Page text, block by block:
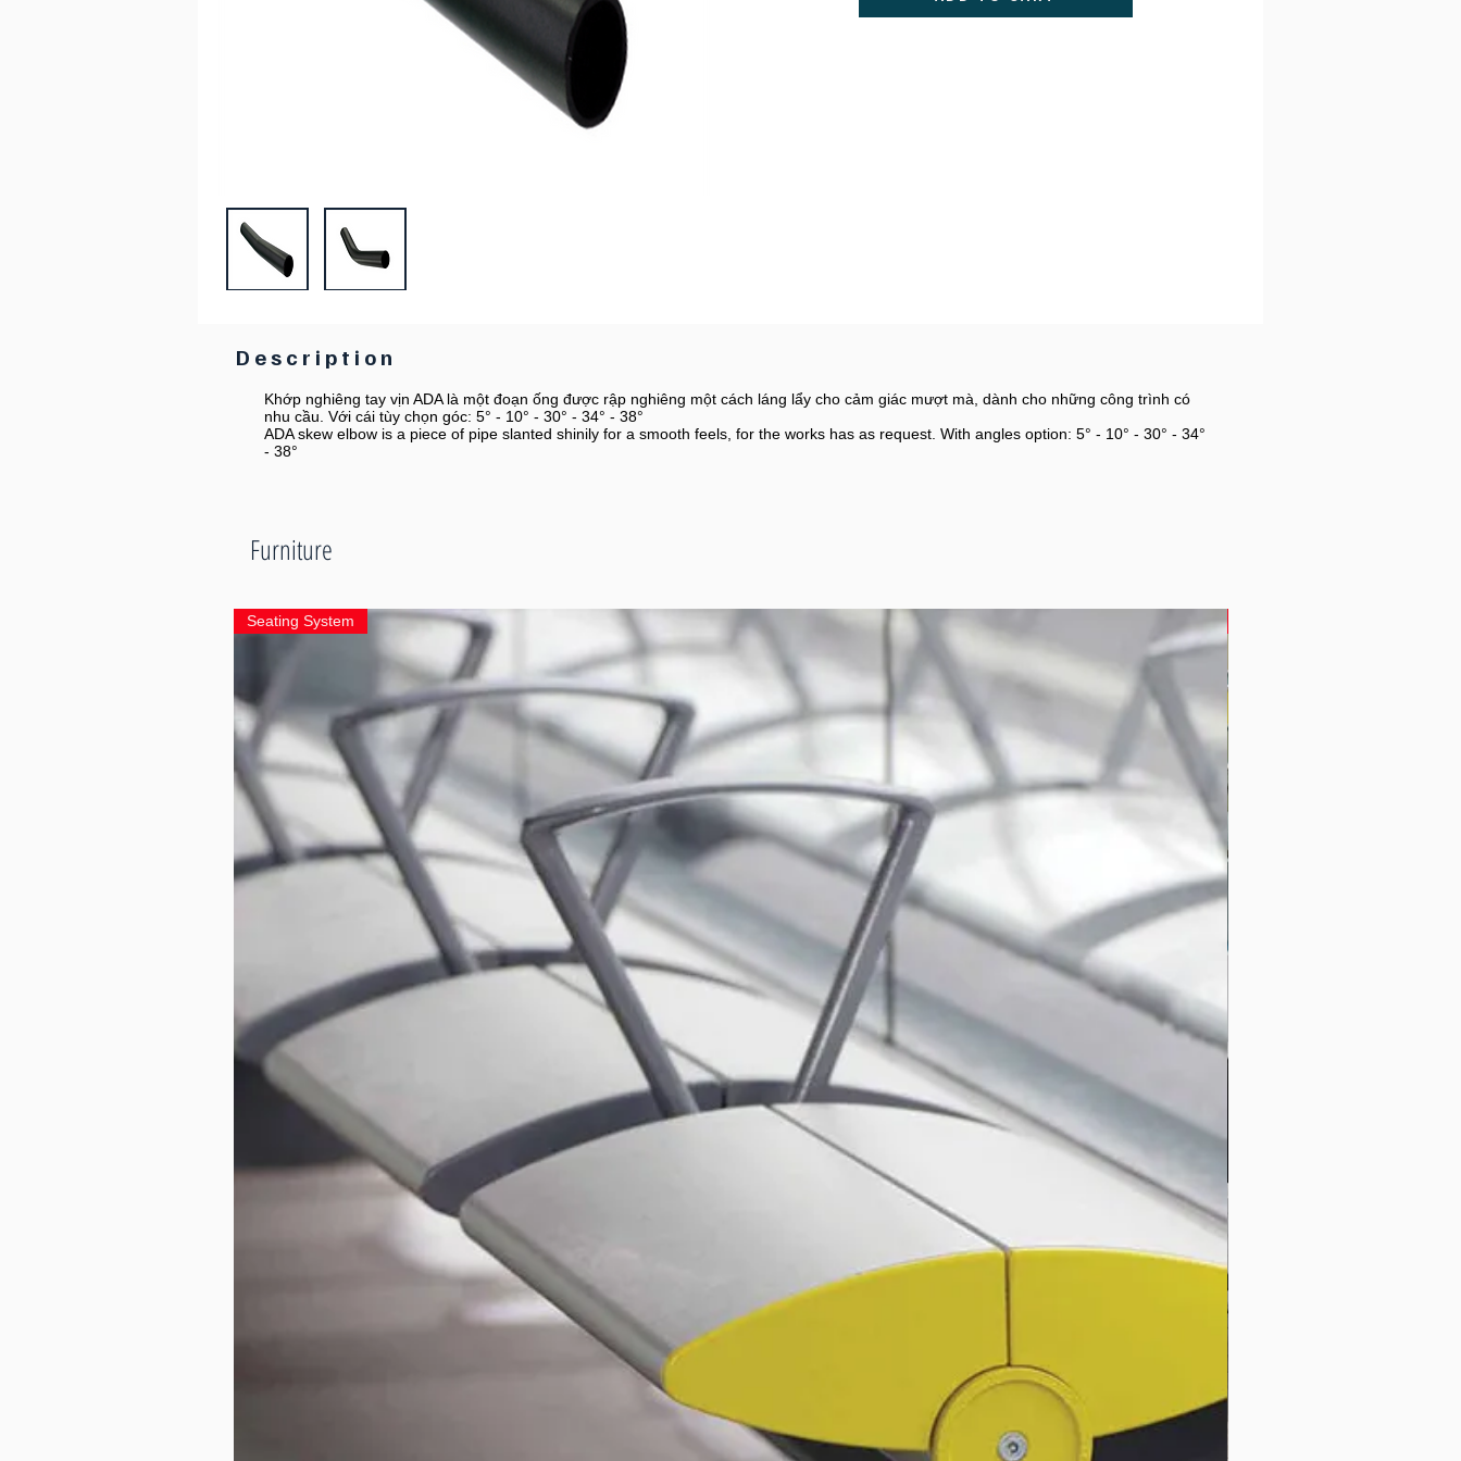
Description
Khớp nghiêng tay vịn ADA là một đoạn ống được rập nghiêng một cách láng lẩy cho cảm giác mượt mà, dành cho những công trình có
nhu cầu. Với cái tùy chọn góc: 5° - 10° - 30° - 34° - 38°
ADA skew elbow is a piece of pipe slanted shinily for a smooth feels, for the works has as request. With angles option: 5° - 10° - 30° - 34°
- 38°
Furniture
Seating System